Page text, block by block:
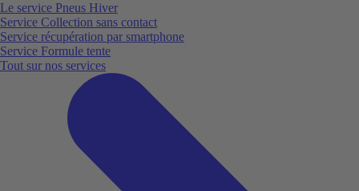
Le service Pneus Hiver
Service Collection sans contact
Service récupération par smartphone
Service Formule tente
Tout sur nos services